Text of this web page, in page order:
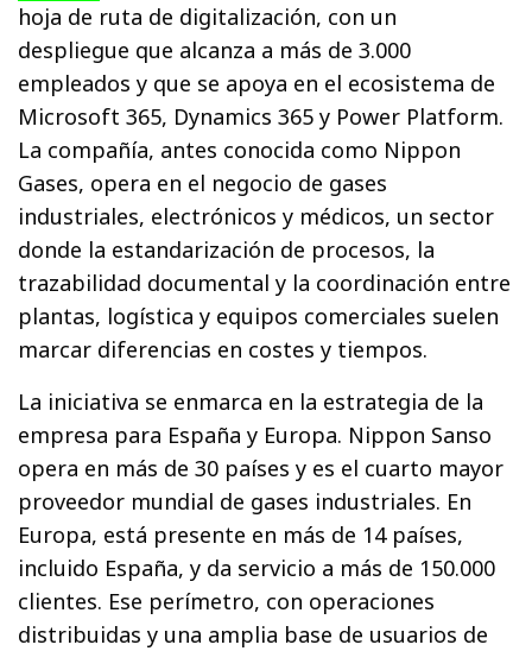
hoja de ruta de digitalización, con un
despliegue que alcanza a más de 3.000
empleados y que se apoya en el ecosistema de
Microsoft 365, Dynamics 365 y Power Platform.
La compañía, antes conocida como Nippon
Gases, opera en el negocio de gases
industriales, electrónicos y médicos, un sector
donde la estandarización de procesos, la
trazabilidad documental y la coordinación entre
plantas, logística y equipos comerciales suelen
marcar diferencias en costes y tiempos.
La iniciativa se enmarca en la estrategia de la
empresa para España y Europa. Nippon Sanso
opera en más de 30 países y es el cuarto mayor
proveedor mundial de gases industriales. En
Europa, está presente en más de 14 países,
incluido España, y da servicio a más de 150.000
clientes. Ese perímetro, con operaciones
distribuidas y una amplia base de usuarios de